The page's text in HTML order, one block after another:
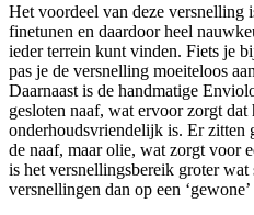
Het voordeel van deze versnelling
finetunen en daardoor heel
ieder terrein kunt vinden. Fiets je
pas je de versnelling moeiteloos
Daarnaast is de handmatige
gesloten naaf, wat ervoor zorgt dat
onderhoudsvriendelijk is. Er zitten
de naaf, maar olie, wat zorgt voor
is het versnellingsbereik groter
versnellingen dan op een ‘gewone’